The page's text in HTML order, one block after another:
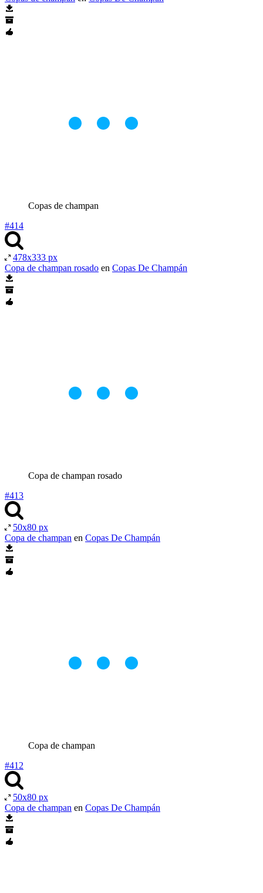
Copas de champan
#414
478x333 px
Copa de champan rosado en Copas De Champán
Copa de champan rosado
#413
50x80 px
Copa de champan en Copas De Champán
Copa de champan
#412
50x80 px
Copa de champan en Copas De Champán